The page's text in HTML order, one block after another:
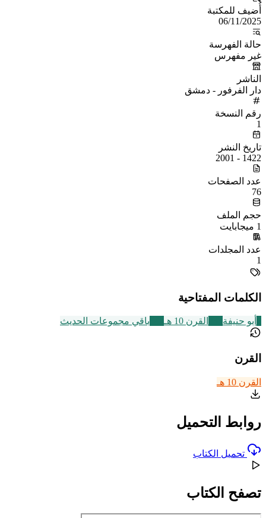
أُضيف للمكتبة
06/11/2025
حالة الفهرسة
غير مفهرس
الناشر
دار الفرفور - دمشق
رقم النسخة
1
تاريخ النشر
1422 - 2001
عدد الصفحات
76
حجم الملف
1 ميجابايت
عدد المجلدات
1
الكلمات المفتاحية
أبو حنيفة القرن 10 هـ باقي مجموعات الحديث
القرن
القرن 10 هـ
روابط التحميل
تحميل الكتاب
تصفح الكتاب